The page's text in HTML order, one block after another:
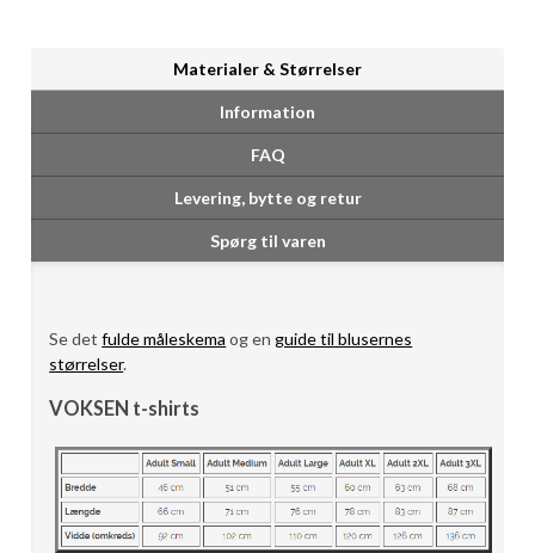
Materialer & Størrelser
Information
FAQ
Levering, bytte og retur
Spørg til varen
Se detfulde måleskema og enguide til blusernes
størrelser.
VOKSEN t-shirts